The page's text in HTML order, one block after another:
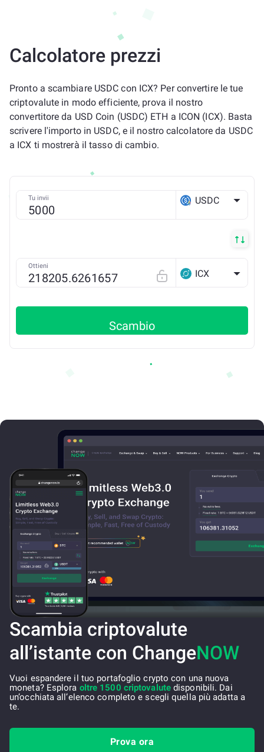
Calcolatore prezzi
Pronto a scambiare USDC con ICX? Per convertire le tue
criptovalute in modo efficiente, prova il nostro
convertitore da USD Coin (USDC) ETH a ICON (ICX). Basta
scrivere l'importo in USDC, e il nostro calcolatore da USDC
a ICX ti mostrerà il tasso di cambio.
Tu invii USDC
Ottieni
ICX
Scambio
Scambia criptovalute
all’istante con ChangeNOW
Vuoi espandere il tuo portafoglio crypto con una nuova
moneta? Esplora oltre 1500 criptovalutedisponibili. Dai
un’occhiata all’elenco completo e scegli quella più adatta a
te.
Prova ora